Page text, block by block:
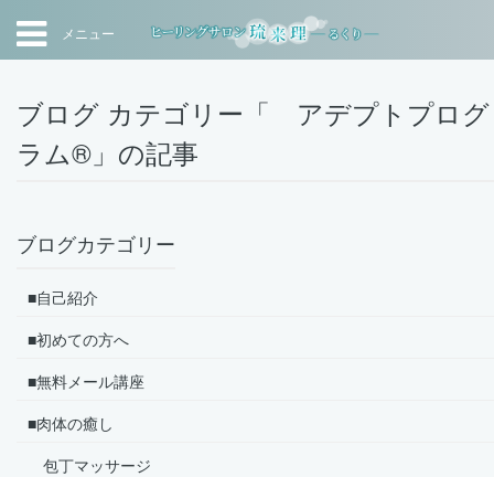
メニュー
ブログ カテゴリー「 アデプトプログ
ラム®」の記事
ブログカテゴリー
■自己紹介
■初めての方へ
■無料メール講座
■肉体の癒し
包丁マッサージ